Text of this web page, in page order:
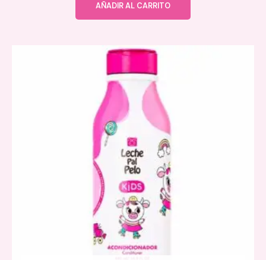
AÑADIR AL CARRITO